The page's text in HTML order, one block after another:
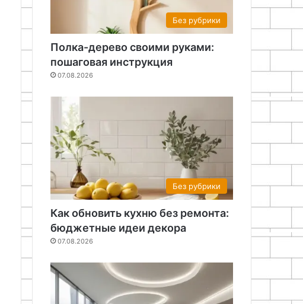
Без рубрики
Полка-дерево своими руками:
пошаговая инструкция
07.08.2026
Без рубрики
Как обновить кухню без ремонта:
бюджетные идеи декора
07.08.2026